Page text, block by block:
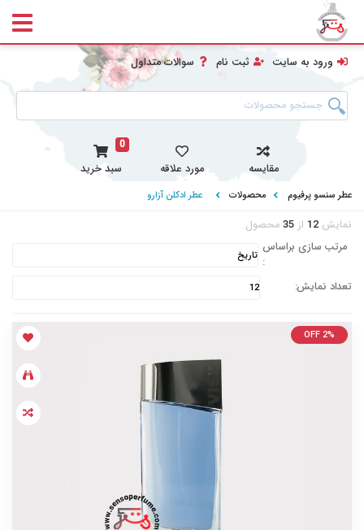
ورود به سایت ثبت نام سوالات متداول
مقایسه مورد علاقه
0
سبد خرید
عطر سنسو پرفیوم محصولات عطر ادکلن آزارو
نمایش 12 از 35 محصول
مرتب سازی براساس
:
تعداد نمایش:
OFF 2%